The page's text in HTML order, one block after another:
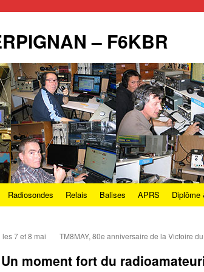
– F6KBR
Radiosondes Relais Balises APRS Diplôme
7 et 8 mai TM8MAY, 80e anniversaire de la Victoire
moment fort du